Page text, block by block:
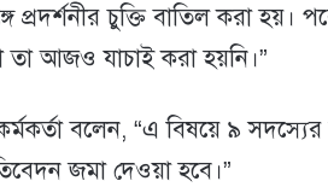
প্রদর্শনীর চুক্তি বাতিল করা
আজও যাচাই করা হয়নি।”
বলেন, “এ বিষয়ে ৯
জমা দেওয়া হবে।”